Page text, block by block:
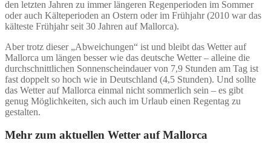
den letzten Jahren zu immer längeren Regenperioden im Sommer
oder auch Kälteperioden an Ostern oder im Frühjahr (2010 war das
kälteste Frühjahr seit 30 Jahren auf Mallorca).
Aber trotz dieser „Abweichungen“ ist und bleibt das Wetter auf
Mallorca um längen besser wie das deutsche Wetter – alleine die
durchschnittlichen Sonnenscheindauer von 7,9 Stunden am Tag ist
fast doppelt so hoch wie in Deutschland (4,5 Stunden). Und sollte
das Wetter auf Mallorca einmal nicht sommerlich sein – es gibt
genug Möglichkeiten, sich auch im Urlaub einen Regentag zu
gestalten.
Mehr zum aktuellen Wetter auf Mallorca